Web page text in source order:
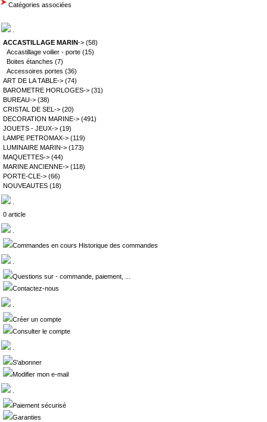
Catégories associées
ACCASTILLAGE MARIN-> (58)
Accastillage voilier - porte (15)
Boites étanches (7)
Accessoires portes (36)
ART DE LA TABLE-> (74)
BAROMETRE HORLOGES-> (31)
BUREAU-> (38)
CRISTAL DE SEL-> (20)
DECORATION MARINE-> (491)
JOUETS - JEUX-> (19)
LAMPE PETROMAX-> (119)
LUMINAIRE MARIN-> (173)
MAQUETTES-> (44)
MARINE ANCIENNE-> (118)
PORTE-CLE-> (66)
NOUVEAUTES (18)
0 article
Commandes en cours Historique des commandes
Questions sur - commande, paiement, ...
Contactez-nous
Créer un compte
Consulter le compte
S'abonner
Modifier mon e-mail
Paiement sécurisé
Garanties